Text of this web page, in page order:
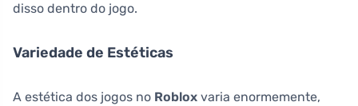
disso dentro do jogo.
Variedade de Estéticas
A estética dos jogos no Roblox varia enormemente,